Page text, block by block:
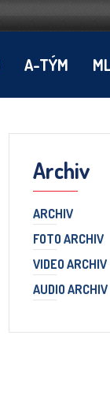
A-TÝM
Archiv
ARCHIV
FOTO ARCHIV
VIDEO ARCHIV
AUDIO ARCHIV